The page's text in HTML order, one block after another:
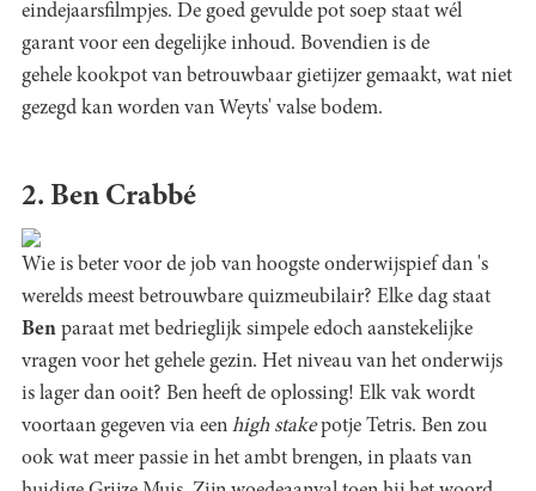
eindejaarsfilmpjes. De goed gevulde pot soep staat wél
garant voor een degelijke inhoud. Bovendien is de
gehele kookpot van betrouwbaar gietijzer gemaakt, wat niet
gezegd kan worden van Weyts' valse bodem.
2. Ben Crabbé
Wie is beter voor de job van hoogste onderwijspief dan 's
werelds meest betrouwbare quizmeubilair? Elke dag staat
Ben paraat met bedrieglijk simpele edoch aanstekelijke
vragen voor het gehele gezin. Het niveau van het onderwijs
is lager dan ooit? Ben heeft de oplossing! Elk vak wordt
voortaan gegeven via een high stakepotje Tetris. Ben zou
ook wat meer passie in het ambt brengen, in plaats van